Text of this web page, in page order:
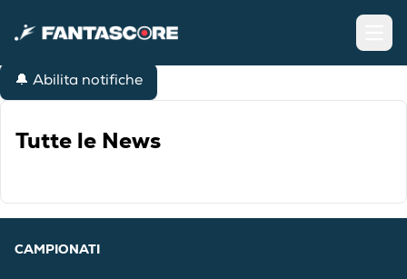
🔔 Abilita notifiche
Tutte le News
CAMPIONATI